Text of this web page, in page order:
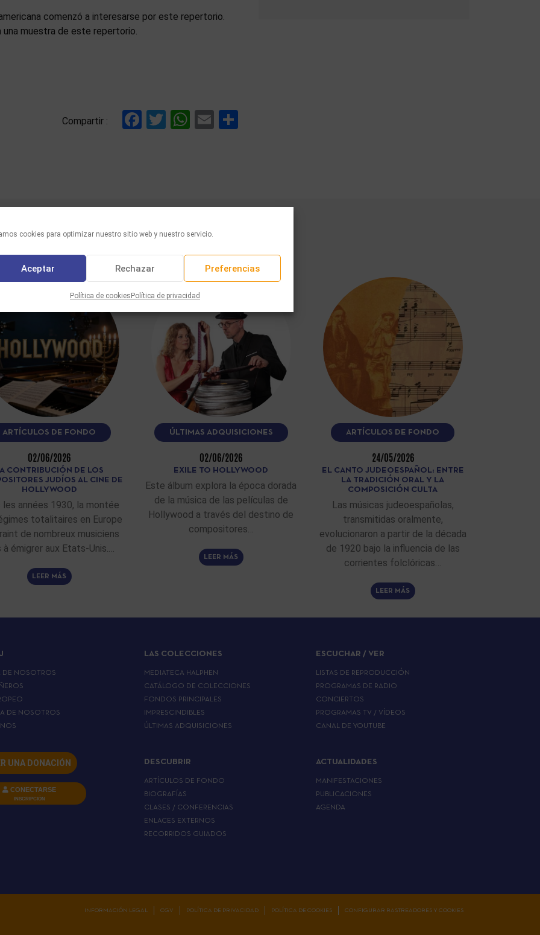
cookies para optimizar nuestro sitio web y nuestro servicio.
Aceptar Rechazar Preferencias
Política de cookies Política de privacidad
comenzó a interesarse por este repertorio.
muestra de este repertorio.
Compartir : Facebook
Twitter
WhatsApp
Email
TAMBIÉN LE GUSTARÁ
ARTÍCULOS DE FONDO
02/06/2026
CONTRIBUCIÓN DE LOS
JUDÍOS AL CINE DE
HOLLYWOOD
les années 1930, la montée
totalitaires en Europe
de nombreux musiciens
à émigrer aux Etats-Unis.…
LEER MÁS
ÚLTIMAS ADQUISICIONES
02/06/2026
EXILE TO HOLLYWOOD
Este álbum explora la época dorada
de la música de las películas de
Hollywood a través del destino de
compositores…
LEER MÁS
ARTÍCULOS DE FONDO
24/05/2026
EL CANTO JUDEOESPAÑOL: ENTRE
LA TRADICIÓN ORAL Y LA
COMPOSICIÓN CULTA
Las músicas judeoespañolas,
transmitidas oralmente,
evolucionaron a partir de la década
de 1920 bajo la influencia de las
corrientes folclóricas…
LEER MÁS
DE NOSOTROS
DE NOSOTROS
UNA DONACIÓN
CONECTARSE
INSCRIPCIÓN
LAS COLECCIONES
MEDIATECA HALPHEN
CATÁLOGO DE COLECCIONES
FONDOS PRINCIPALES
IMPRESCINDIBLES
ÚLTIMAS ADQUISICIONES
DESCUBRIR
ARTÍCULOS DE FONDO
BIOGRAFÍAS
CLASES / CONFERENCIAS
ENLACES EXTERNOS
RECORRIDOS GUIADOS
ESCUCHAR / VER
LISTAS DE REPRODUCCIÓN
PROGRAMAS DE RADIO
CONCIERTOS
PROGRAMAS TV / VÍDEOS
CANAL DE YOUTUBE
ACTUALIDADES
MANIFESTACIONES
PUBLICACIONES
AGENDA
INFORMACIÓN LEGAL CGV POLÍTICA DE PRIVACIDAD POLÍTICA DE COOKIES CONFIGURAR RASTREADORES Y COOKIES